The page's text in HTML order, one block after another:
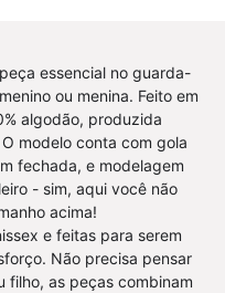
-
bebê-
minimalista-
estiloso
essencial no guarda-
ou menina. Feito em
algodão, produzida
modelo conta com gola
fechada, e modelagem
- sim, aqui você não
acima!
e feitas para serem
Não precisa pensar
filho, as peças combinam